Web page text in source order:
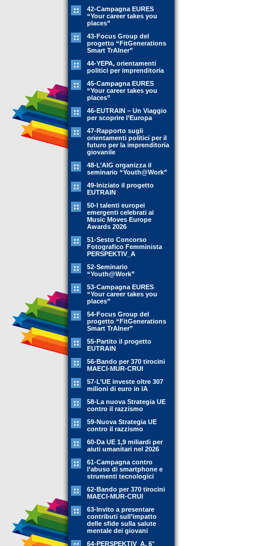
42-Campagna EURES
“Your career takes you
places”
43-Focus Group del
progetto “FitGenerations
Smart TrAIner”
44-YEPA, orientamenti
politici per imprenditoria
45-Campagna EURES
“Your career takes you
places”
46-EUTRAIN – Un Viaggio
per scoprire l’Europa
47-Rapporto sugli
orientamenti politici per il
futuro per la imprenditoria
giovanile
48-L’AIG organizza il
seminario “Youth@Work”
49-Iniziato il progetto
EUTRAIN
50-I talenti europei
emergenti celebrati ai
Music Moves Europe
Awards 2026
51-Sesto Concorso
Fotografico Femminista
PERSPEKTIV_A
52-Seminario
“Youth@Work”
53-Campagna EURES
“Your career takes you
places”
54-Focus Group del
progetto “FitGenerations
Smart TrAIner”
55-Partito il progetto
EUTRAIN
56-Bando per 370 tirocini
MAECI-MUR-CRUI
57-L’UE investe oltre 307
milioni di euro in IA
58-La nuova Strategia UE
contro il razzismo
59-Nuova Strategia UE
contro il razzismo
60-Da UE 1,9 miliardi per
aiuti umanitari nel 2026
61-Campagna contro
l’abuso di smartphone e
strumenti tecnologici
62-Bando per 370 tirocini
MAECI-MUR-CRUI
63-Invito a presentare
contributi sull’impatto
delle sfide sulla salute
mentale dei giovani
64-PERSPEKTIV_A, 6°